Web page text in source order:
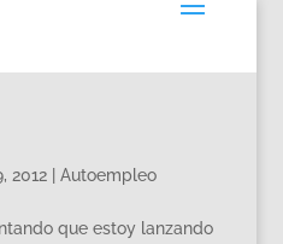
2012| Autoempleo
que estoy lanzando